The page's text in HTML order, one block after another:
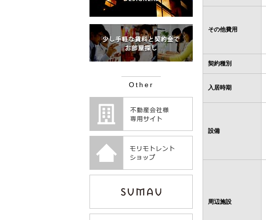
その他費用
契約種別
入居時期
設備
周辺施設
Other